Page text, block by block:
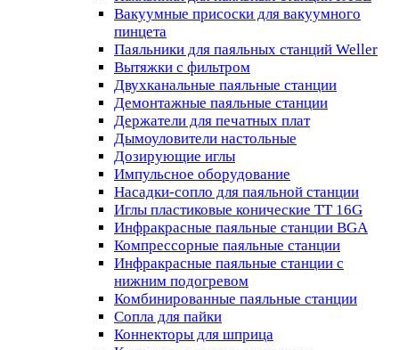
Вакуумные присоски для вакуумного
пинцета
Паяльники для паяльных станций Weller
Вытяжки с фильтром
Двухканальные паяльные станции
Демонтажные паяльные станции
Держатели для печатных плат
Дымоуловители настольные
Дозирующие иглы
Импульсное оборудование
Насадки-сопло для паяльной станции
Иглы пластиковые конические TT 16G
Инфракрасные паяльные станции BGA
Компрессорные паяльные станции
Инфракрасные паяльные станции с
нижним подогревом
Комбинированные паяльные станции
Сопла для пайки
Коннекторы для шприца